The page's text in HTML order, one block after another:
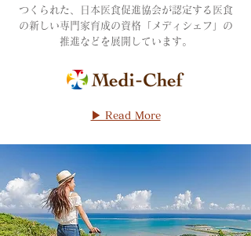
つくられた、日本医食促進協会が認定する医食
の新しい専門家育成の資格「メディシェフ」の
推進などを展開しています。
▶ Read More